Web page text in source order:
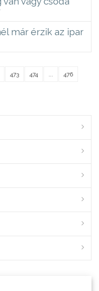
már érzik az ipar
473 474 476